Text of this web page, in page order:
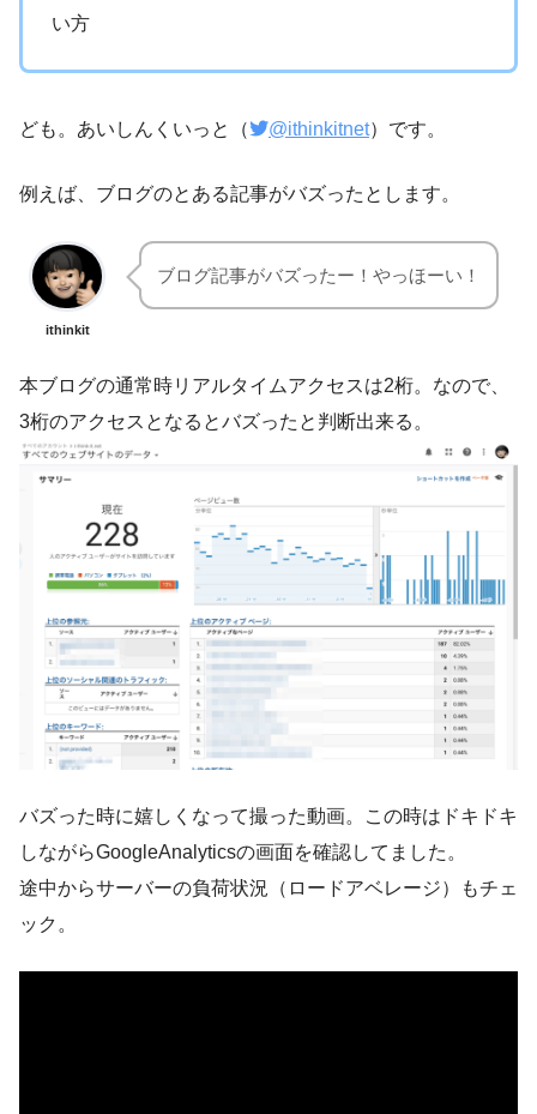
い方
ども。あいしんくいっと（ @ithinkitnet）です。
例えば、ブログのとある記事がバズったとします。
ithinkit
ブログ記事がバズったー！やっほーい！
本ブログの通常時リアルタイムアクセスは2桁。なので、
3桁のアクセスとなるとバズったと判断出来る。
バズった時に嬉しくなって撮った動画。この時はドキドキ
しながらGoogleAnalyticsの画面を確認してました。
途中からサーバーの負荷状況（ロードアベレージ）もチェ
ック。